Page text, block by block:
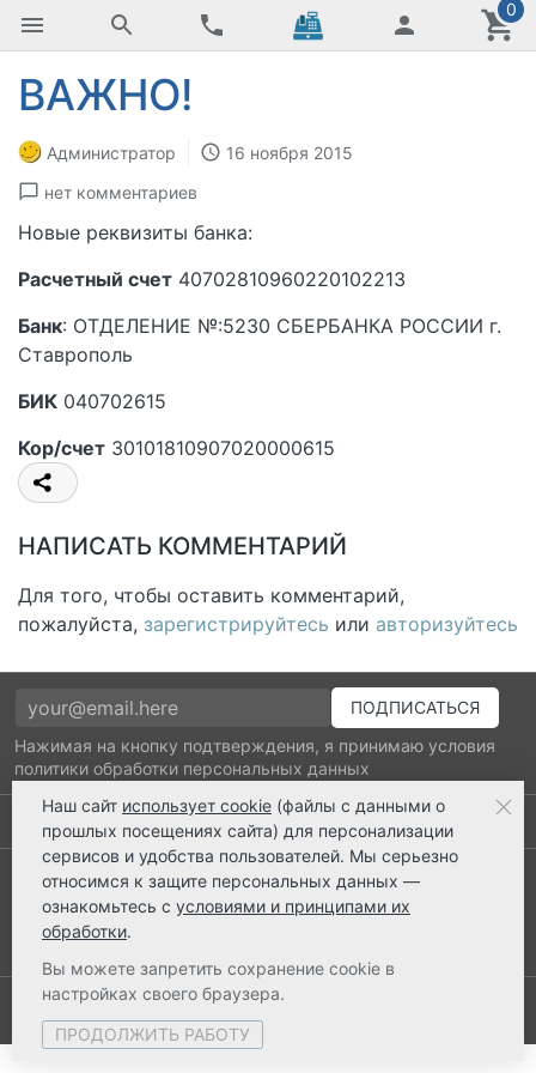
0
ВАЖНО!
Администратор
16 ноября 2015
нет комментариев
Новые реквизиты банка:
Расчетный счет 40702810960220102213
Банк: ОТДЕЛЕНИЕ №:5230 СБЕРБАНКА РОССИИ г.
Ставрополь
БИК 040702615
Кор/счет 30101810907020000615
НАПИСАТЬ КОММЕНТАРИЙ
Для того, чтобы оставить комментарий,
пожалуйста, зарегистрируйтесь или авторизуйтесь
Нажимая на кнопку подтверждения, я принимаю условия
политики обработки персональных данных
Выполнено заказов: 52520
8 800 2018-054
ts@ts21.ru
Наш сайт использует cookie (файлы с данными о
прошлых посещениях сайта) для персонализации
сервисов и удобства пользователей. Мы серьезно
относимся к защите персональных данных —
ознакомьтесь с условиями и принципами их
обработки.
Вы можете запретить сохранение cookie в
настройках своего браузера.
ПРОДОЛЖИТЬ РАБОТУ